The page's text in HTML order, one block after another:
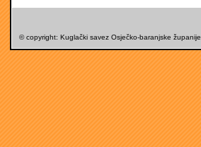
© copyright: Kuglački savez Osječko-baranjske županije